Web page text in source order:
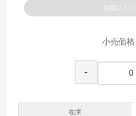
お気に入り
小売価格
-
在庫